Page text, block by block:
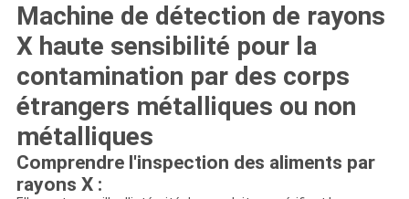
Machine de détection de rayons
X haute sensibilité pour la
contamination par des corps
étrangers métalliques ou non
métalliques
Comprendre l'inspection des aliments par
rayons X :